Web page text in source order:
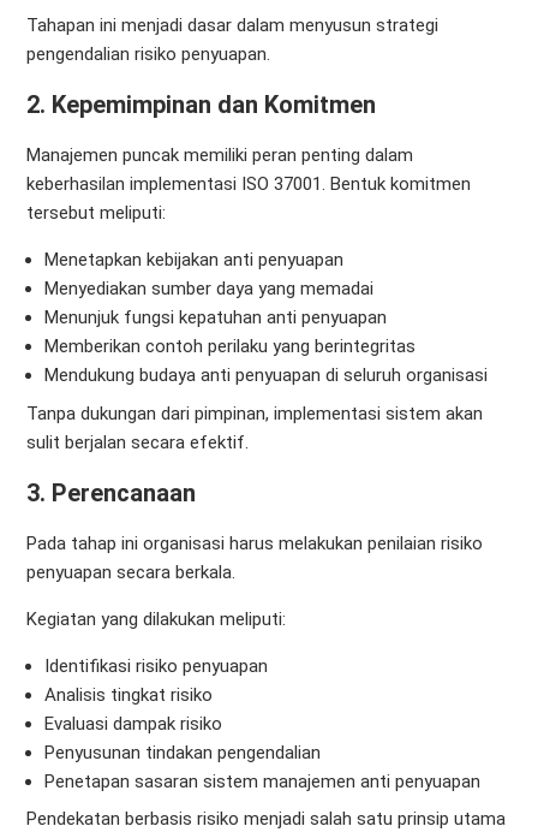
Tahapan ini menjadi dasar dalam menyusun strategi
pengendalian risiko penyuapan.
2. Kepemimpinan dan Komitmen
Manajemen puncak memiliki peran penting dalam
keberhasilan implementasi ISO 37001. Bentuk komitmen
tersebut meliputi:
Menetapkan kebijakan anti penyuapan
Menyediakan sumber daya yang memadai
Menunjuk fungsi kepatuhan anti penyuapan
Memberikan contoh perilaku yang berintegritas
Mendukung budaya anti penyuapan di seluruh organisasi
Tanpa dukungan dari pimpinan, implementasi sistem akan
sulit berjalan secara efektif.
3. Perencanaan
Pada tahap ini organisasi harus melakukan penilaian risiko
penyuapan secara berkala.
Kegiatan yang dilakukan meliputi:
Identifikasi risiko penyuapan
Analisis tingkat risiko
Evaluasi dampak risiko
Penyusunan tindakan pengendalian
Penetapan sasaran sistem manajemen anti penyuapan
Pendekatan berbasis risiko menjadi salah satu prinsip utama